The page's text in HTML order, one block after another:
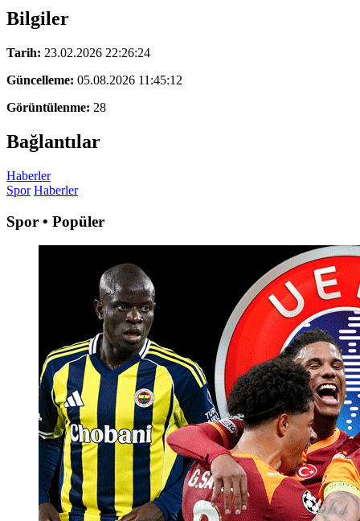
Bilgiler
Tarih: 23.02.2026 22:26:24
Güncelleme: 05.08.2026 11:45:12
Görüntülenme: 28
Bağlantılar
Haberler
Spor Haberler
Spor • Popüler